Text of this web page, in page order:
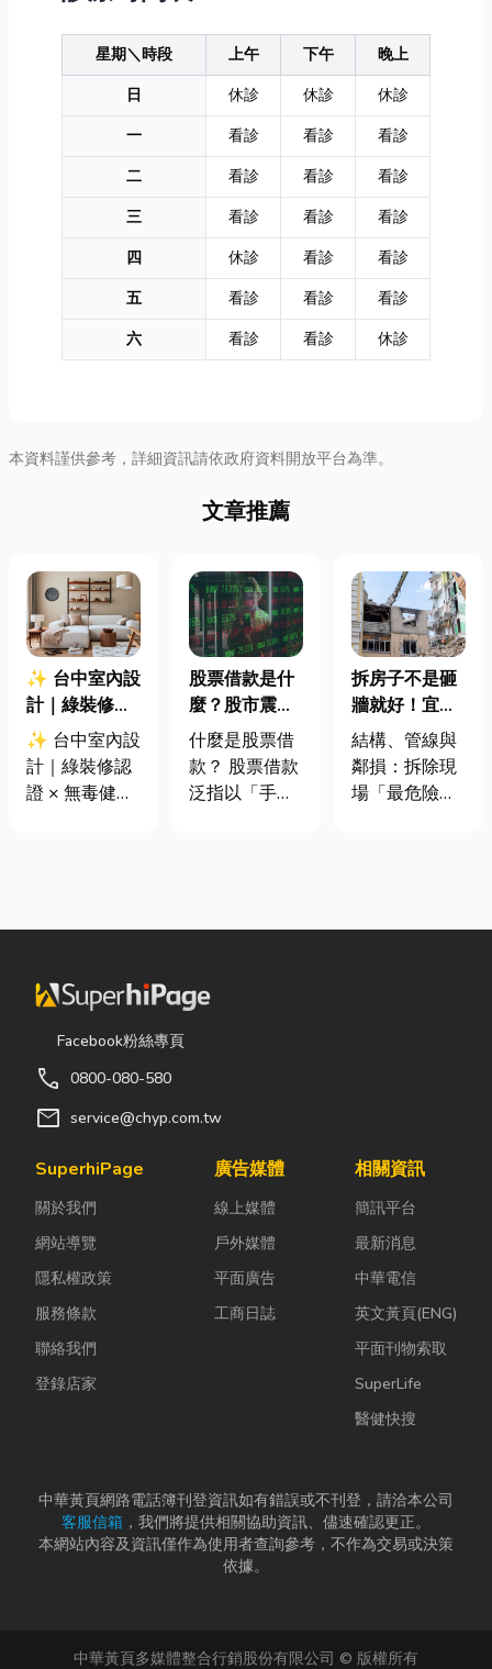
星期＼時段 上午 下午
晚上
日
休診 休診
休診
一
看診 看診
看診
二
看診 看診
看診
三
看診 看診
看診
四
休診 看診
看診
五
看診 看診
看診
六
看診 看診 休診
本資料謹供參考，詳細資訊請依政府資料開放平台為準。
文章推薦
✨ 台中室內設
計｜綠裝修認
證 × 無毒健康
建材，打造安
全、舒適又有
✨ 台中室內設
計｜綠裝修認
證 × 無毒健康
其實一間專業
計裝修團隊，
不只是提供空
間規劃與裝潢
每一個家的誕
生過程中，默
兼具美感、機
想生活空間...
股票借款是什
麼？股市震盪|
股票借款、股
票質借、當鋪
借款完整比較
什麼是股票借
款？ 股票借款
泛指以「手中
的融資方式，
能取得資金應
依承作單位不
為證券公司的
行的有價證券
貸款，以...
拆房子不是砸
牆就好！宜蘭
裝潢拆除、水
泥切割施工前
必看的避坑指
結構、管線與
鄰損：拆除現
場「最危險的
混亂的環境
陷： 這是老屋
的致命錯
誤。...
Facebook粉絲專頁
call 0800-080-580
mail service@chyp.com.tw
SuperhiPage
關於我們
網站導覽
隱私權政策
服務條款
聯絡我們
登錄店家
廣告媒體
線上媒體
戶外媒體
平面廣告
工商日誌
相關資訊
簡訊平台
最新消息
中華電信
英文黃頁(ENG)
平面刊物索取
SuperLife
醫健快搜
中華黃頁網路電話簿刊登資訊如有錯誤或不刊登，請洽本公司
客服信箱 ，我們將提供相關協助資訊、儘速確認更正。
本網站內容及資訊僅作為使用者查詢參考，不作為交易或決策
依據。
中華黃頁多媒體整合行銷股份有限公司 © 版權所有